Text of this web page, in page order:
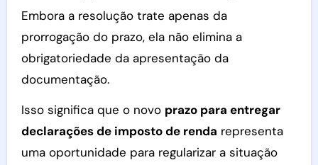
Embora a resolução trate apenas da
prorrogação do prazo, ela não elimina a
obrigatoriedade da apresentação da
documentação.
Isso significa que o novo prazo para entregar
declarações de imposto de renda representa
uma oportunidade para regularizar a situação